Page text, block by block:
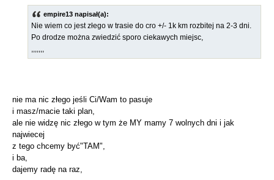
empire13 napisał(a):
Nie wiem co jest złego w trasie do cro +/- 1k km rozbitej na 2-3 dni.
Po drodze można zwiedzić sporo ciekawych miejsc,
,,,,,,,
nie ma nic złego jeśli Ci/Wam to pasuje
i masz/macie taki plan,
ale nie widzę nic złego w tym że MY mamy 7 wolnych dni i jak
najwiecej
z tego chcemy być"TAM",
i ba,
dajemy radę na raz,